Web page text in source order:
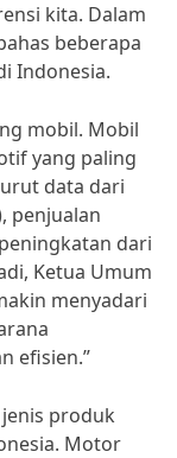
kita. Dalam
beberapa
Indonesia.
mobil. Mobil
yang paling
data dari
penjualan
dari
Ketua Umum
menyadari
efisien.”
produk
Motor